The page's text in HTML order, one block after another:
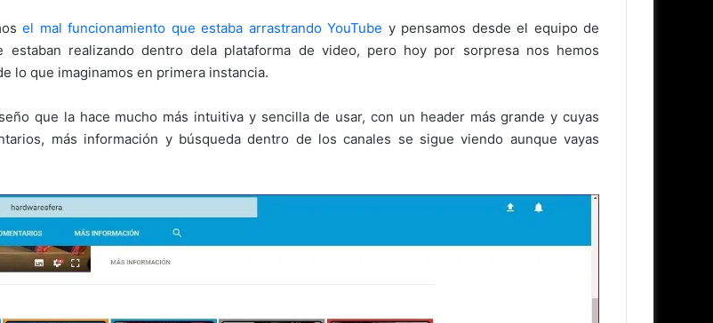
el mal funcionamiento que estaba arrastrando YouTube y pensamos desde el equipo de
realizando dentro dela plataforma de video, pero hoy por sorpresa nos hemos
lo que imaginamos en primera instancia.
que la hace mucho más intuitiva y sencilla de usar, con un header más grande y cuyas
más información y búsqueda dentro de los canales se sigue viendo aunque vayas